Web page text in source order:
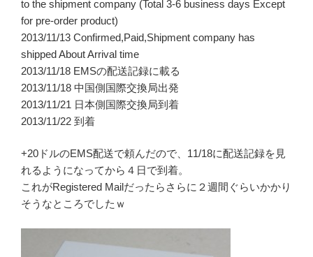
to the shipment company (Total 3-6 business days Except
for pre-order product)
2013/11/13 Confirmed,Paid,Shipment company has
shipped About Arrival time
2013/11/18 EMSの配送記録に載る
2013/11/18 中国側国際交換局出発
2013/11/21 日本側国際交換局到着
2013/11/22 到着
+20ドルのEMS配送で頼んだので、11/18に配送記録を見
れるようになってから４日で到着。
これがRegistered Mailだったらさらに２週間ぐらいかかり
そうなところでしたｗ